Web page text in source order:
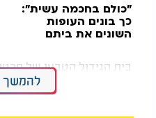
"כולם בחכמה עשית":
כך בונים העופות
השונים את ביתם
בית הגידול הטבעי של
שונים של האוקיינוס
הוואי, פולינזיה הצרפתית
להמשך